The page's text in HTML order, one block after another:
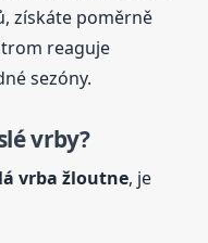
získáte poměrně
reaguje
sezóny.
vrby?
vrba žloutne, je